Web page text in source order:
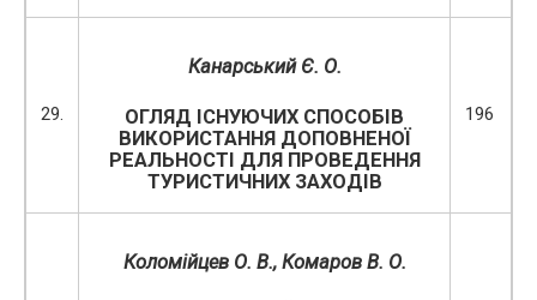
29.
Канарський Є. О.
ОГЛЯД ІСНУЮЧИХ СПОСОБІВ
ВИКОРИСТАННЯ ДОПОВНЕНОЇ
РЕАЛЬНОСТІ ДЛЯ ПРОВЕДЕННЯ
ТУРИСТИЧНИХ ЗАХОДІВ
196
Коломійцев О. В., Комаров В. О.